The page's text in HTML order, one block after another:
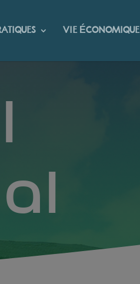
VIE ÉCONOMIQUE